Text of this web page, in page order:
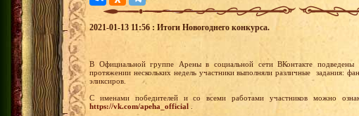
2021-01-13 11:56 : Итоги Новогоднего конкурса.
В Официальной группе Арены в социальной сети ВКонтакте подведены
протяжении нескольких недель участники выполняли различные задания:
эликсиров.
С именами победителей и со всеми работами участников можно
https://vk.com/apeha_official .